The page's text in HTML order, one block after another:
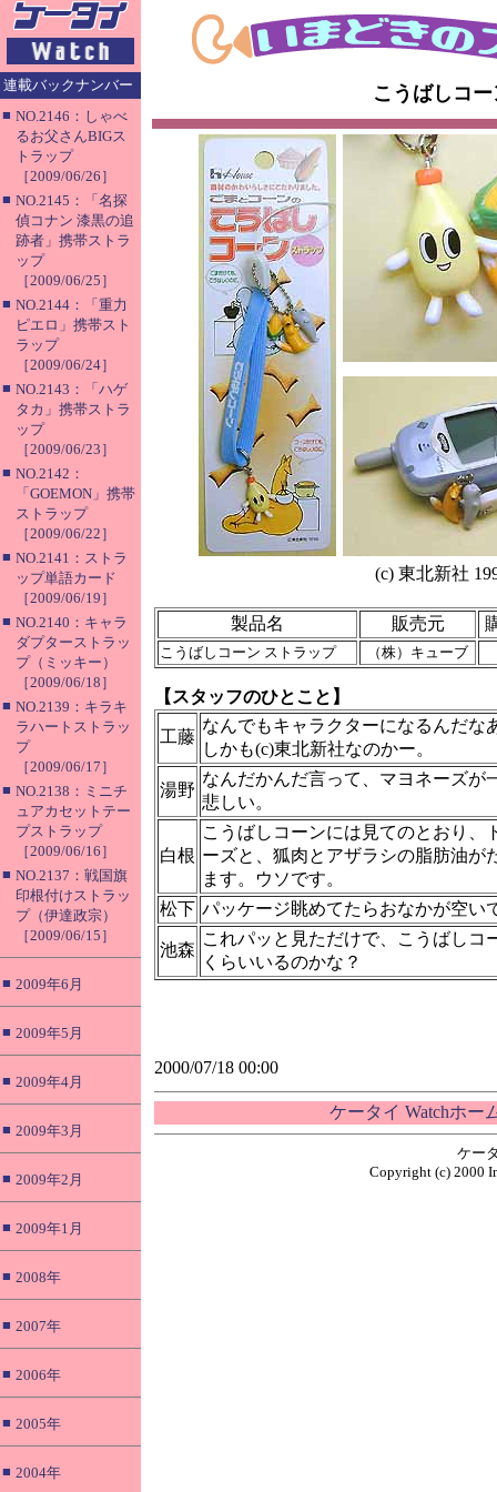
連載バックナンバー
■ NO.2146：しゃべ
るお父さんBIGス
トラップ
［2009/06/26］
■ NO.2145：「名探
偵コナン 漆黒の追
跡者」携帯ストラ
ップ
［2009/06/25］
■ NO.2144：「重力
ピエロ」携帯スト
ラップ
［2009/06/24］
■ NO.2143：「ハゲ
タカ」携帯ストラ
ップ
［2009/06/23］
■ NO.2142：
「GOEMON」携帯
ストラップ
［2009/06/22］
■ NO.2141：ストラ
ップ単語カード
［2009/06/19］
■ NO.2140：キャラ
ダプターストラッ
プ（ミッキー）
［2009/06/18］
■ NO.2139：キラキ
ラハートストラッ
プ
［2009/06/17］
■ NO.2138：ミニチ
ュアカセットテー
プストラップ
［2009/06/16］
■ NO.2137：戦国旗
印根付けストラッ
プ（伊達政宗）
［2009/06/15］
■ 2009年6月
■ 2009年5月
■ 2009年4月
■ 2009年3月
■ 2009年2月
■ 2009年1月
■ 2008年
■ 2007年
■ 2006年
■ 2005年
■ 2004年
こうばしコー
(c) 東北新社
製品名 販売元
こうばしコーン ストラップ （株）キューブ
【スタッフのひとこと】
工藤
なんでもキャラクターになるんだな
しかも(c)東北新社なのかー。
湯野
なんだかんだ言って、マヨネーズが
悲しい。
白根
こうばしコーンには見てのとおり、
ーズと、狐肉とアザラシの脂肪油が
ます。ウソです。
松下 パッケージ眺めてたらおなかが空い
池森
これパッと見ただけで、こうばしコ
くらいいるのかな？
2000/07/18 00:00
ケータイ Watchホー
ケー
Copyright (c) 2000